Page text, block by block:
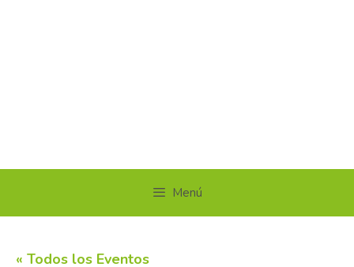
Menú
« Todos los Eventos